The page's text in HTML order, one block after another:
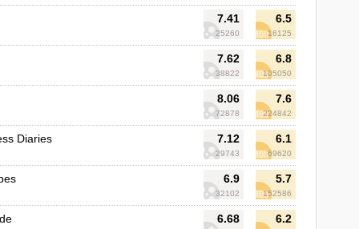
7.41
25260
6.5
16125
7.62
38822
6.8
105050
8.06
72878
7.6
224842
7.12
29743
6.1
69620
Diaries
6.9
32102
5.7
152586
6.68 6.2